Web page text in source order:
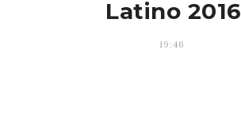
Latino 2016
19:46